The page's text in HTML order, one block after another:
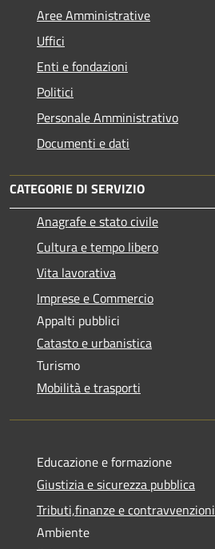
Aree Amministrative
Uffici
Enti e fondazioni
Politici
Personale Amministrativo
Documenti e dati
CATEGORIE DI SERVIZIO
Anagrafe e stato civile
Cultura e tempo libero
Vita lavorativa
Imprese e Commercio
Appalti pubblici
Catasto e urbanistica
Turismo
Mobilità e trasporti
Educazione e formazione
Giustizia e sicurezza pubblica
Tributi,finanze e contravvenzioni
Ambiente